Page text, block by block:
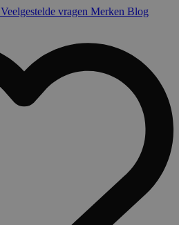
Veelgestelde vragen Merken Blog